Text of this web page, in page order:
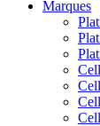
Marques